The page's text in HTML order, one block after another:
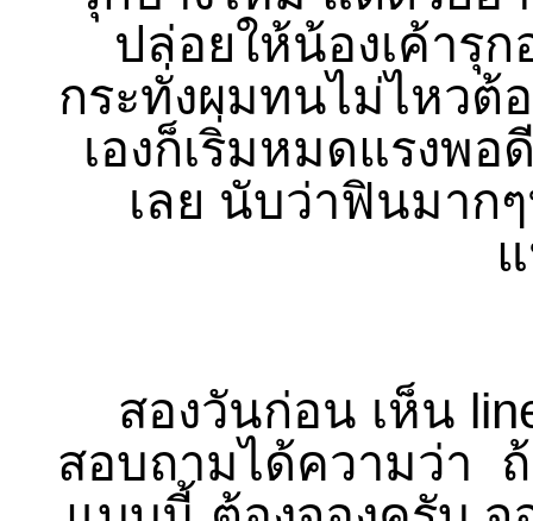
ปล่อยให้น้องเค้ารุ
กระทั่งผมทนไม่ไหวต้
เองก็เริ่มหมดแรงพอ
เลย นับว่าฟินมาก
สองวันก่อน เห็น
สอบถามได้ความว่า ถ้